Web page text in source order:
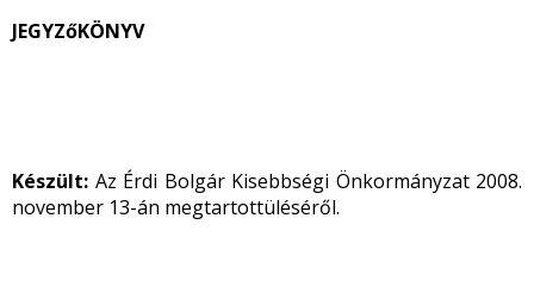
JEGYZőKÖNYV
Készült: Az Érdi Bolgár Kisebbségi Önkormányzat 2008.
november 13-án megtartottüléséről.